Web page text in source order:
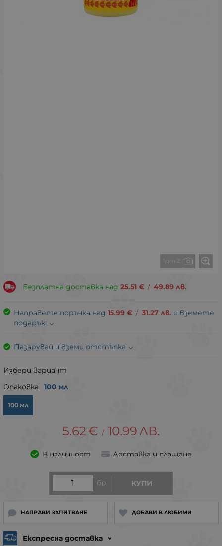
1 от 2
Безплатна доставка над 25.51 € / 49.89 лв.
Направете поръчка над 15.99 € / 31.27 лв. и вземете
подарък:
Пазарувай и вземи отстъпка
Избери вариант
Опаковка
100 мл
100 мл
5.62 € / 10.99ЛВ.
В наличност Доставка и плащане
бр. КУПИ
НАПРАВИ ЗАПИТВАНЕ ДОБАВИ В ЛЮБИМИ
Експресна доставка